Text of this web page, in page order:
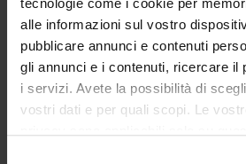
tecnologie come i cookie per
alle informazioni sul vostro
pubblicare annunci e contenuti
gli annunci e i contenuti, ricercare il
i servizi. Avete la possibilità di
vostri dati e per quali scopi. Le
tra cui forme presenti, forme
previsioni, verbi modali e verbi frasali
e nel parlato medico, forme del
e congiunzioni utilizzate nella
professionali/CV, proposte di progetto,
scientifiche e comunicazione medico/
insegnati sia in forma scritta che orale.